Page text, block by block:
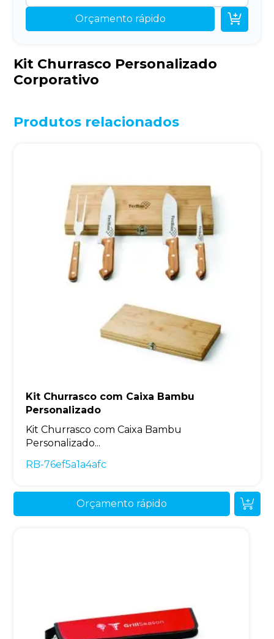
Orçamento rápido 
Kit Churrasco Personalizado
Corporativo
Produtos relacionados
Kit Churrasco com Caixa Bambu
Personalizado
Kit Churrasco com Caixa Bambu
Personalizado...
RB-76ef5a1a4afc
Orçamento rápido